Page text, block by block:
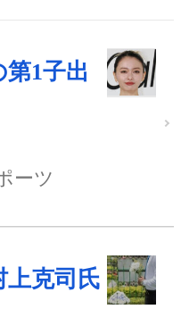
1子出
ーツ
上克司氏